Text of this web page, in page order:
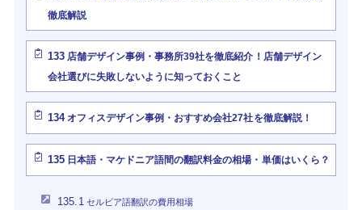
徹底解説
133 店舗デザイン事例・事務所39社を徹底紹介！店舗デザイン
会社選びに失敗しないように知っておくこと
134オフィスデザイン事例・おすすめ会社27社を徹底解説！
135 日本語・マケドニア語間の翻訳料金の相場・単価はいくら？
135.1 セルビア語翻訳の費用相場